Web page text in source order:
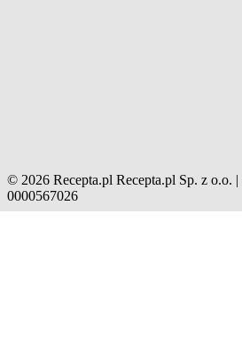
© 2026 Recepta.pl Recepta.pl Sp. z o.o.
0000567026